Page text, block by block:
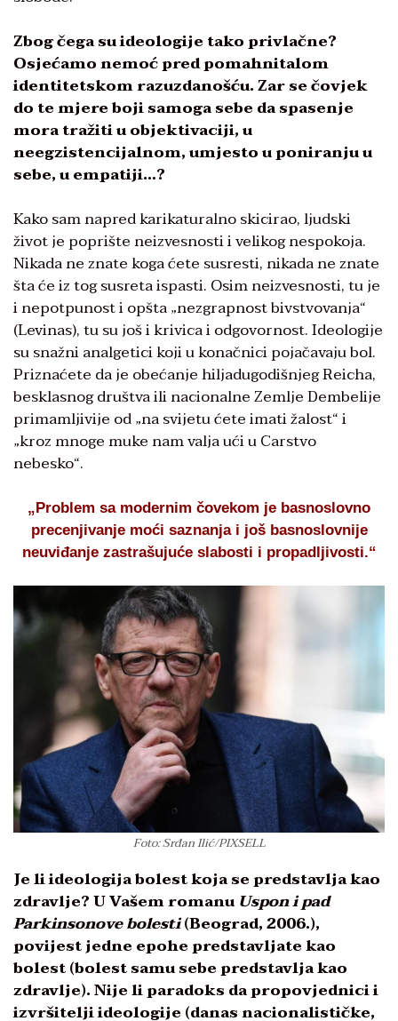
Zbog čega su ideologije tako privlačne?
Osjećamo nemoć pred pomahnitalom
identitetskom razuzdanošću. Zar se čovjek
do te mjere boji samoga sebe da spasenje
mora tražiti u objektivaciji, u
neegzistencijalnom, umjesto u poniranju u
sebe, u empatiji…?
Kako sam napred karikaturalno skicirao, ljudski
život je poprište neizvesnosti i velikog nespokoja.
Nikada ne znate koga ćete susresti, nikada ne znate
šta će iz tog susreta ispasti. Osim neizvesnosti, tu je
i nepotpunost i opšta „nezgrapnost bivstvovanja“
(Levinas), tu su još i krivica i odgovornost. Ideologije
su snažni analgetici koji u konačnici pojačavaju bol.
Priznaćete da je obećanje hiljadugodišnjeg Reicha,
besklasnog društva ili nacionalne Zemlje Dembelije
primamljivije od „na svijetu ćete imati žalost“ i
„kroz mnoge muke nam valja ući u Carstvo
nebesko“.
„Problem sa modernim čovekom je basnoslovno
precenjivanje moći saznanja i još basnoslovnije
neuviđanje zastrašujuće slabosti i propadljivosti.“
Foto: Srđan Ilić/PIXSELL
Je li ideologija bolest koja se predstavlja kao
zdravlje? U Vašem romanuUspon i pad
Parkinsonove bolesti(Beograd, 2006.),
povijest jedne epohe predstavljate kao
bolest (bolest samu sebe predstavlja kao
zdravlje). Nije li paradoks da propovjednici i
izvršitelji ideologije (danas nacionalističke,